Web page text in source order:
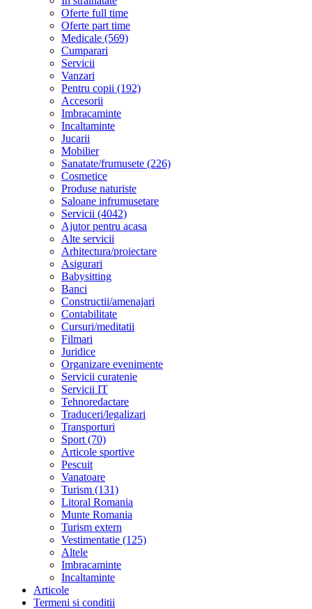
Oferte full time
Oferte part time
Medicale (569)
Cumparari
Servicii
Vanzari
Pentru copii (192)
Accesorii
Imbracaminte
Incaltaminte
Jucarii
Mobilier
Sanatate/frumusete (226)
Cosmetice
Produse naturiste
Saloane infrumusetare
Servicii (4042)
Ajutor pentru acasa
Alte servicii
Arhitectura/proiectare
Asigurari
Babysitting
Banci
Constructii/amenajari
Contabilitate
Cursuri/meditatii
Filmari
Juridice
Organizare evenimente
Servicii curatenie
Servicii IT
Tehnoredactare
Traduceri/legalizari
Transporturi
Sport (70)
Articole sportive
Pescuit
Vanatoare
Turism (131)
Litoral Romania
Munte Romania
Turism extern
Vestimentatie (125)
Altele
Imbracaminte
Incaltaminte
Articole
Termeni si conditii